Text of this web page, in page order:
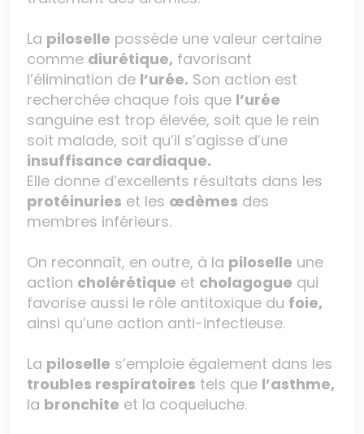
La piloselle possède une valeur certaine
comme diurétique, favorisant
l’élimination de l’urée. Son action est
recherchée chaque fois que l’urée
sanguine est trop élevée, soit que le rein
soit malade, soit qu’il s’agisse d’une
insuffisance cardiaque.
Elle donne d’excellents résultats dans les
protéinuries et les œdèmes des
membres inférieurs.
On reconnaît, en outre, à la piloselle une
action cholérétique et cholagogue qui
favorise aussi le rôle antitoxique du foie,
ainsi qu’une action anti-infectieuse.
La piloselle s’emploie également dans les
troubles respiratoires tels que l’asthme,
la bronchite et la coqueluche.